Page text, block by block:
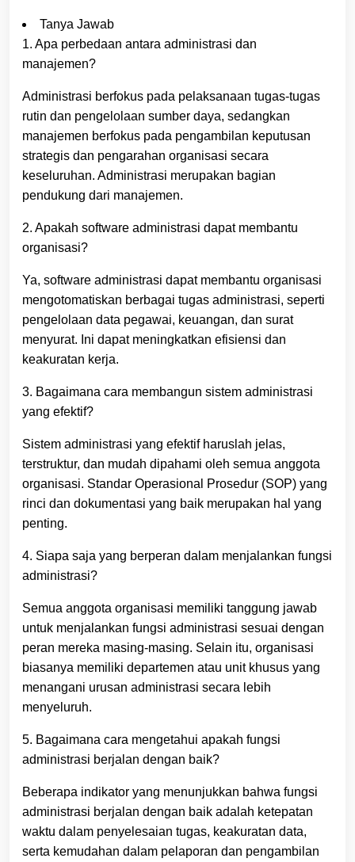
Tanya Jawab
1. Apa perbedaan antara administrasi dan
manajemen?
Administrasi berfokus pada pelaksanaan tugas-tugas
rutin dan pengelolaan sumber daya, sedangkan
manajemen berfokus pada pengambilan keputusan
strategis dan pengarahan organisasi secara
keseluruhan. Administrasi merupakan bagian
pendukung dari manajemen.
2. Apakah software administrasi dapat membantu
organisasi?
Ya, software administrasi dapat membantu organisasi
mengotomatiskan berbagai tugas administrasi, seperti
pengelolaan data pegawai, keuangan, dan surat
menyurat. Ini dapat meningkatkan efisiensi dan
keakuratan kerja.
3. Bagaimana cara membangun sistem administrasi
yang efektif?
Sistem administrasi yang efektif haruslah jelas,
terstruktur, dan mudah dipahami oleh semua anggota
organisasi. Standar Operasional Prosedur (SOP) yang
rinci dan dokumentasi yang baik merupakan hal yang
penting.
4. Siapa saja yang berperan dalam menjalankan fungsi
administrasi?
Semua anggota organisasi memiliki tanggung jawab
untuk menjalankan fungsi administrasi sesuai dengan
peran mereka masing-masing. Selain itu, organisasi
biasanya memiliki departemen atau unit khusus yang
menangani urusan administrasi secara lebih
menyeluruh.
5. Bagaimana cara mengetahui apakah fungsi
administrasi berjalan dengan baik?
Beberapa indikator yang menunjukkan bahwa fungsi
administrasi berjalan dengan baik adalah ketepatan
waktu dalam penyelesaian tugas, keakuratan data,
serta kemudahan dalam pelaporan dan pengambilan